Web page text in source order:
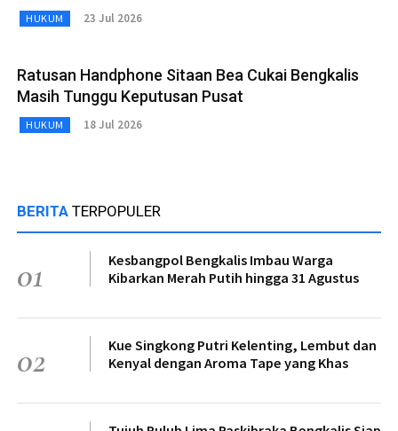
HUKUM 23 Jul 2026
Ratusan Handphone Sitaan Bea Cukai Bengkalis
Masih Tunggu Keputusan Pusat
HUKUM 18 Jul 2026
BERITA TERPOPULER
01
Kesbangpol Bengkalis Imbau Warga
Kibarkan Merah Putih hingga 31 Agustus
02
Kue Singkong Putri Kelenting, Lembut dan
Kenyal dengan Aroma Tape yang Khas